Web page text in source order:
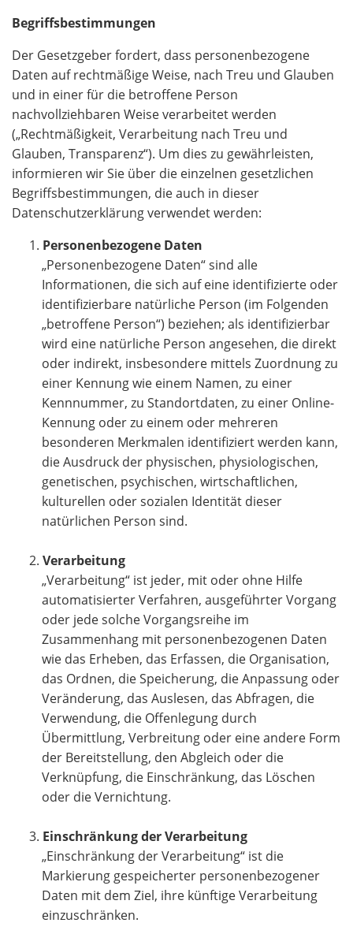
Begriffsbestimmungen
Der Gesetzgeber fordert, dass personenbezogene
Daten auf rechtmäßige Weise, nach Treu und Glauben
und in einer für die betroffene Person
nachvollziehbaren Weise verarbeitet werden
(„Rechtmäßigkeit, Verarbeitung nach Treu und
Glauben, Transparenz“). Um dies zu gewährleisten,
informieren wir Sie über die einzelnen gesetzlichen
Begriffsbestimmungen, die auch in dieser
Datenschutzerklärung verwendet werden:
Personenbezogene Daten
„Personenbezogene Daten“ sind alle
Informationen, die sich auf eine identifizierte oder
identifizierbare natürliche Person (im Folgenden
„betroffene Person“) beziehen; als identifizierbar
wird eine natürliche Person angesehen, die direkt
oder indirekt, insbesondere mittels Zuordnung zu
einer Kennung wie einem Namen, zu einer
Kennnummer, zu Standortdaten, zu einer Online-
Kennung oder zu einem oder mehreren
besonderen Merkmalen identifiziert werden kann,
die Ausdruck der physischen, physiologischen,
genetischen, psychischen, wirtschaftlichen,
kulturellen oder sozialen Identität dieser
natürlichen Person sind.
Verarbeitung
„Verarbeitung“ ist jeder, mit oder ohne Hilfe
automatisierter Verfahren, ausgeführter Vorgang
oder jede solche Vorgangsreihe im
Zusammenhang mit personenbezogenen Daten
wie das Erheben, das Erfassen, die Organisation,
das Ordnen, die Speicherung, die Anpassung oder
Veränderung, das Auslesen, das Abfragen, die
Verwendung, die Offenlegung durch
Übermittlung, Verbreitung oder eine andere Form
der Bereitstellung, den Abgleich oder die
Verknüpfung, die Einschränkung, das Löschen
oder die Vernichtung.
Einschränkung der Verarbeitung
„Einschränkung der Verarbeitung“ ist die
Markierung gespeicherter personenbezogener
Daten mit dem Ziel, ihre künftige Verarbeitung
einzuschränken.